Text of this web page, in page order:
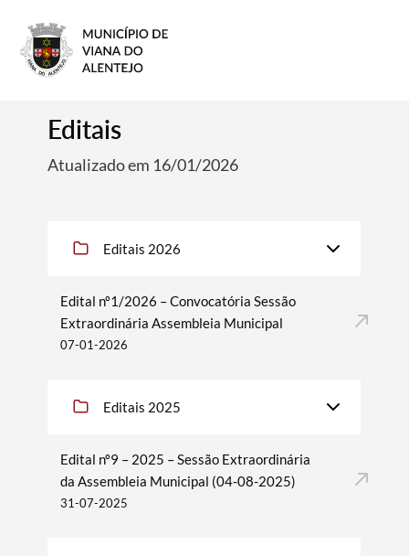
Editais
Atualizado em 16/01/2026
Editais 2026
Edital nº1/2026 – Convocatória Sessão
Extraordinária Assembleia Municipal
07-01-2026
Editais 2025
Edital nº9 – 2025 – Sessão Extraordinária
da Assembleia Municipal (04-08-2025)
31-07-2025